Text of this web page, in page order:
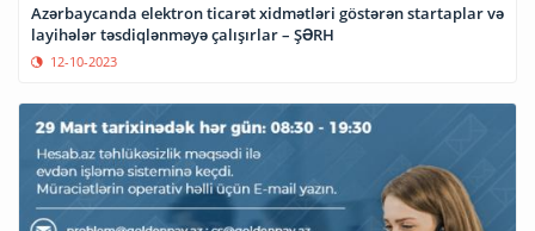
Azərbaycanda elektron ticarət xidmətləri göstərən startaplar və
layihələr təsdiqlənməyə çalışırlar – ŞƏRH
12-10-2023